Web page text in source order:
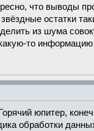
что выводы
остатки
из шума
то
юпитер,
обработки